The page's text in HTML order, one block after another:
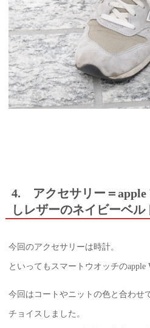
4. アクセサリー＝apple
しレザーのネイビーベル
今回のアクセサリーは時計。
といってもスマートウオッチのapple
今回はコートやニットの色と合わせ
チョイスしました。